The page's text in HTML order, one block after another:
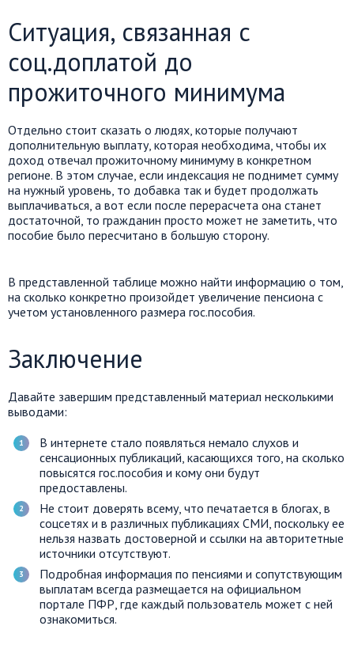
Ситуация, связанная с
соц.доплатой до
прожиточного минимума
Отдельно стоит сказать о людях, которые получают
дополнительную выплату, которая необходима, чтобы их
доход отвечал прожиточному минимуму в конкретном
регионе. В этом случае, если индексация не поднимет сумму
на нужный уровень, то добавка так и будет продолжать
выплачиваться, а вот если после перерасчета она станет
достаточной, то гражданин просто может не заметить, что
пособие было пересчитано в большую сторону.
В представленной таблице можно найти информацию о том,
на сколько конкретно произойдет увеличение пенсиона с
учетом установленного размера гос.пособия.
Заключение
Давайте завершим представленный материал несколькими
выводами:
В интернете стало появляться немало слухов и
сенсационных публикаций, касающихся того, на сколько
повысятся гос.пособия и кому они будут
предоставлены.
Не стоит доверять всему, что печатается в блогах, в
соцсетях и в различных публикациях СМИ, поскольку ее
нельзя назвать достоверной и ссылки на авторитетные
источники отсутствуют.
Подробная информация по пенсиями и сопутствующим
выплатам всегда размещается на официальном
портале ПФР, где каждый пользователь может с ней
ознакомиться.